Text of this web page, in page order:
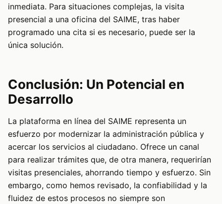
inmediata. Para situaciones complejas, la visita
presencial a una oficina del SAIME, tras haber
programado una cita si es necesario, puede ser la
única solución.
Conclusión: Un Potencial en
Desarrollo
La plataforma en línea del SAIME representa un
esfuerzo por modernizar la administración pública y
acercar los servicios al ciudadano. Ofrece un canal
para realizar trámites que, de otra manera, requerirían
visitas presenciales, ahorrando tiempo y esfuerzo. Sin
embargo, como hemos revisado, la confiabilidad y la
fluidez de estos procesos no siempre son